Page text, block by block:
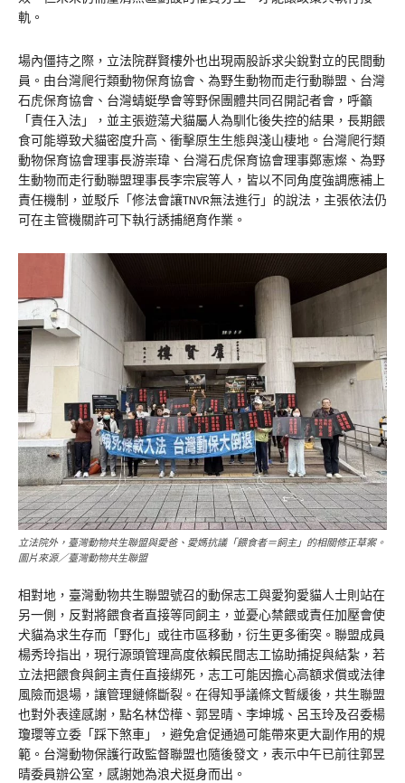
軌。
場內僵持之際，立法院群賢樓外也出現兩股訴求尖銳對立的民間動
員。由台灣爬行類動物保育協會、為野生動物而走行動聯盟、台灣
石虎保育協會、台灣蜻蜓學會等野保團體共同召開記者會，呼籲
「責任入法」，並主張遊蕩犬貓屬人為馴化後失控的結果，長期餵
食可能導致犬貓密度升高、衝擊原生生態與淺山棲地。台灣爬行類
動物保育協會理事長游崇瑋、台灣石虎保育協會理事鄭憲燦、為野
生動物而走行動聯盟理事長李宗宸等人，皆以不同角度強調應補上
責任機制，並駁斥「修法會讓TNVR無法進行」的說法，主張依法仍
可在主管機關許可下執行誘捕絕育作業。
立法院外，臺灣動物共生聯盟與愛爸、愛媽抗議「餵食者＝飼主」的相關修正草案。
圖片來源／臺灣動物共生聯盟
相對地，臺灣動物共生聯盟號召的動保志工與愛狗愛貓人士則站在
另一側，反對將餵食者直接等同飼主，並憂心禁餵或責任加壓會使
犬貓為求生存而「野化」或往市區移動，衍生更多衝突。聯盟成員
楊秀玲指出，現行源頭管理高度依賴民間志工協助捕捉與結紮，若
立法把餵食與飼主責任直接綁死，志工可能因擔心高額求償或法律
風險而退場，讓管理鏈條斷裂。在得知爭議條文暫緩後，共生聯盟
也對外表達感謝，點名林岱樺、郭昱晴、李坤城、呂玉玲及召委楊
瓊瓔等立委「踩下煞車」，避免倉促通過可能帶來更大副作用的規
範。台灣動物保護行政監督聯盟也隨後發文，表示中午已前往郭昱
晴委員辦公室，感謝她為浪犬挺身而出。